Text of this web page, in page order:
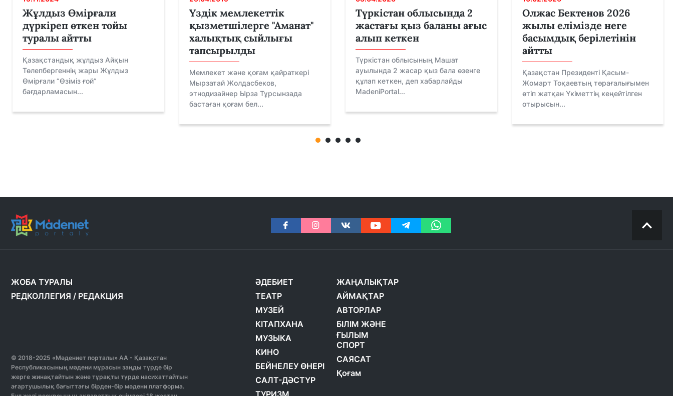
Жұлдыз Өмірғали
дүркіреп өткен тойы
туралы айтты
Қазақстандық жұлдыз Айқын
Төлепбергеннің жары Жұлдыз
Өмірғали “Өзіміз ғой”
бағдарламасын...
Үздік мемлекеттік
қызметшілерге "Аманат"
халықтық сыйлығы
тапсырылды
Мемлекет және қоғам қайраткері
Мырзатай Жолдасбеков,
этнодизайнер Ырза Тұрсынзада
бастаған қоғам бел...
Түркістан облысында 2
жастағы қыз баланы ағыс
алып кеткен
Түркістан облысының Машат
ауылында 2 жасар қыз бала өзенге
құлап кеткен, деп хабарлайды
MadeniPortal...
Олжас Бектенов 2026
жылы елімізде неге
басымдық берілетінін
айтты
Қазақстан Президенті Қасым-
Жомарт Тоқаевтың төрағалығымен
өтіп жатқан Үкіметтің кеңейтілген
отырысын...
ЖОБА ТУРАЛЫ
РЕДКОЛЛЕГИЯ / РЕДАКЦИЯ
© 2018-2025 «Мәдениет порталы» АА - Қазақстан
Республикасының мәдени мұрасын заңды түрде бір
жерге жинақтайтын және тұрақты түрде насихаттайтын
ағартушылық бағыттағы бірден-бір мәдени платформа.
ӘДЕБИЕТ
ТЕАТР
МУЗЕЙ
КІТАПХАНА
МУЗЫКА
КИНО
БЕЙНЕЛЕУ ӨНЕРІ
САЛТ-ДӘСТҮР
ТУРИЗМ
ЖАҢАЛЫҚТАР
АЙМАҚТАР
АВТОРЛАР
БІЛІМ ЖӘНЕ
ҒЫЛЫМ
СПОРТ
САЯСАТ
Қоғам